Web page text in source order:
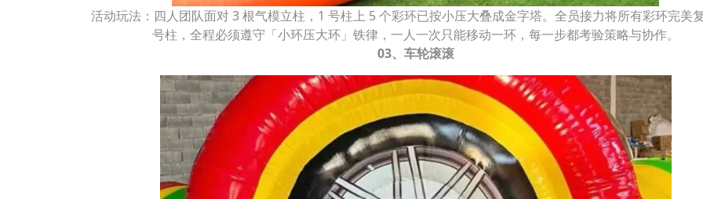
活动玩法：四人团队面对 3 根气模立柱，1 号柱上 5 个彩环已按小压大叠成金字塔。全员接力将所有彩环完美
号柱，全程必须遵守「小环压大环」铁律，一人一次只能移动一环，每一步都考验策略与协作。
03、车轮滚滚